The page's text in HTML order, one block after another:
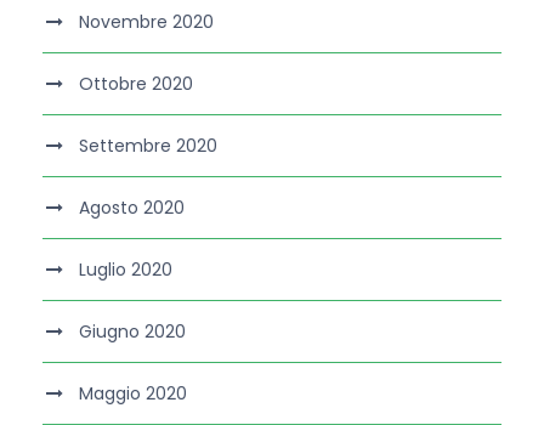
Novembre 2020
Ottobre 2020
Settembre 2020
Agosto 2020
Luglio 2020
Giugno 2020
Maggio 2020